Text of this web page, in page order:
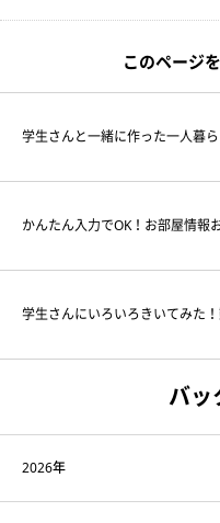
このページ
学生さんと一緒に作った一人暮
かんたん入力でOK！お部屋情報
学生さんにいろいろきいてみた
バッ
2026年